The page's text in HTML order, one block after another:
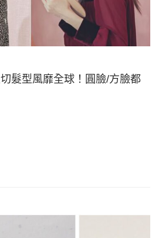
髮型風靡全球！圓臉/方臉都